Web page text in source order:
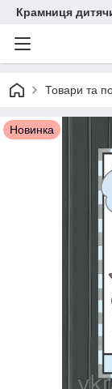
Крамниця
Товари та
Новинка